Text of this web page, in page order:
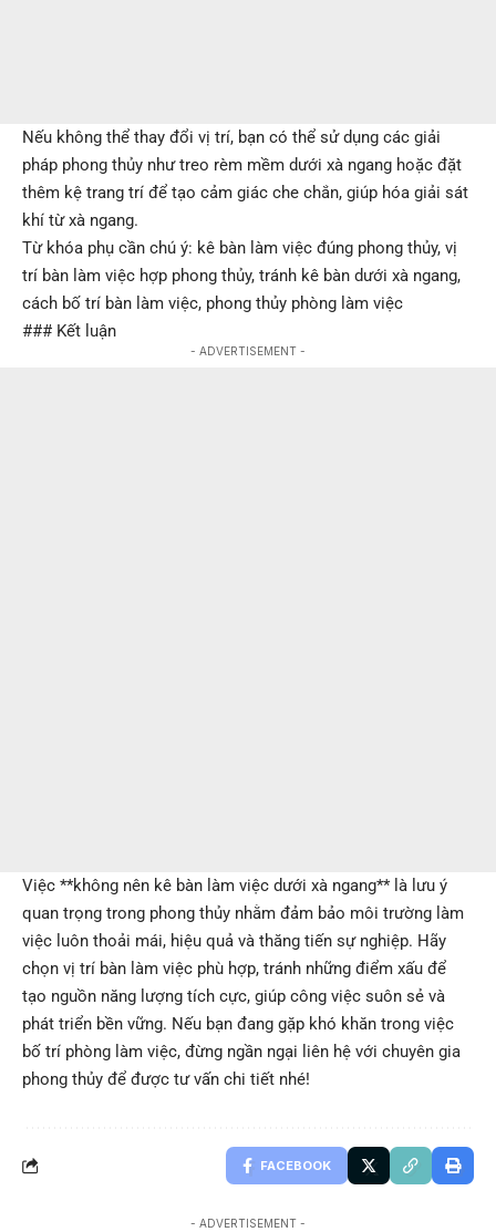
Nếu không thể thay đổi vị trí, bạn có thể sử dụng các giải
pháp phong thủy như treo rèm mềm dưới xà ngang hoặc đặt
thêm kệ trang trí để tạo cảm giác che chắn, giúp hóa giải sát
khí từ xà ngang.
Từ khóa phụ cần chú ý: kê bàn làm việc đúng phong thủy, vị
trí bàn làm việc hợp phong thủy, tránh kê bàn dưới xà ngang,
cách bố trí bàn làm việc, phong thủy phòng làm việc
### Kết luận
- ADVERTISEMENT -
Việc **không nên kê bàn làm việc dưới xà ngang** là lưu ý
quan trọng trong phong thủy nhằm đảm bảo môi trường làm
việc luôn thoải mái, hiệu quả và thăng tiến sự nghiệp. Hãy
chọn vị trí bàn làm việc phù hợp, tránh những điểm xấu để
tạo nguồn năng lượng tích cực, giúp công việc suôn sẻ và
phát triển bền vững. Nếu bạn đang gặp khó khăn trong việc
bố trí phòng làm việc, đừng ngần ngại liên hệ với chuyên gia
phong thủy để được tư vấn chi tiết nhé!
FACEBOOK
- ADVERTISEMENT -